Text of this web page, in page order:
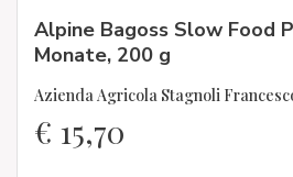
Alpine Bagoss Slow Food
Monate, 200 g
Azienda Agricola Stagnoli
€ 15,70